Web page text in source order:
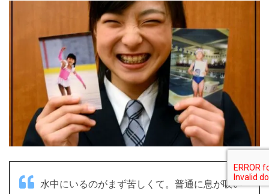
水中にいるのがまず苦しくて。普通に息が吸い